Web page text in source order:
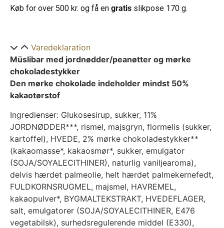
Køb for over 500 kr. og få en gratis slikpose 170 g.
Varedeklaration
Müslibar med jordnødder/peanøtter og mørke
chokoladestykker
Den mørke chokolade indeholder mindst 50%
kakaotørstof
Ingredienser: Glukosesirup, sukker, 11%
JORDNØDDER***, rismel, majsgryn, flormelis (sukker,
kartoffel), HVEDE, 2% mørke chokoladestykker**
(kakaomasse*, kakaosmør*, sukker, emulgator
(SOJA/SOYALECITHINER), naturlig vaniljearoma),
delvis hærdet palmeolie, helt hærdet palmekernefedt,
FULDKORNSRUGMEL, majsmel, HAVREMEL,
kakaopulver*, BYGMALTEKSTRAKT, HVEDEFLAGER,
salt, emulgatorer (SOJA/SOYALECITHINER, E476
vegetabilsk), surhedsregulerende middel (E330),